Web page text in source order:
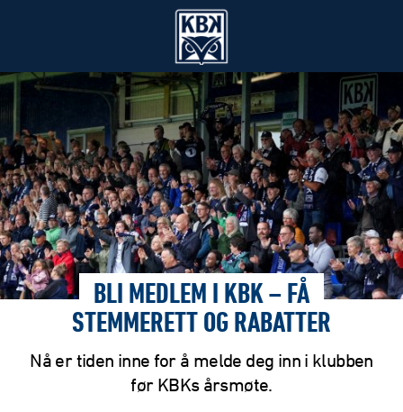
BLI MEDLEM I KBK – FÅ
STEMMERETT OG RABATTER
Nå er tiden inne for å melde deg inn i klubben
før KBKs årsmøte.